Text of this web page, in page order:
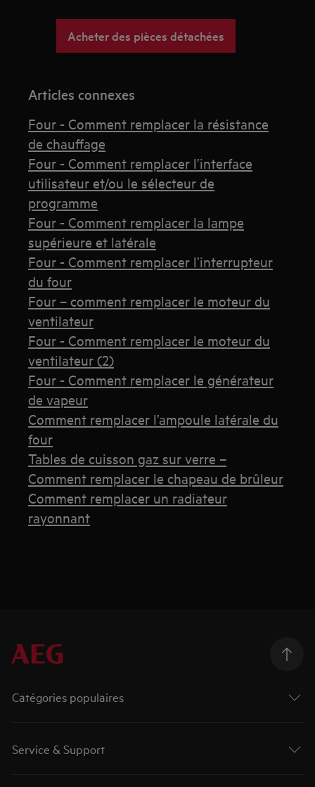
Acheter des pièces détachées
Articles connexes
Four - Comment remplacer la résistance
de chauffage
Four - Comment remplacer l’interface
utilisateur et/ou le sélecteur de
programme
Four - Comment remplacer la lampe
supérieure et latérale
Four - Comment remplacer l’interrupteur
du four
Four – comment remplacer le moteur du
ventilateur
Four - Comment remplacer le moteur du
ventilateur (2)
Four - Comment remplacer le générateur
de vapeur
Comment remplacer l’ampoule latérale du
four
Tables de cuisson gaz sur verre –
Comment remplacer le chapeau de brûleur
Comment remplacer un radiateur
rayonnant
Catégories populaires
Service & Support